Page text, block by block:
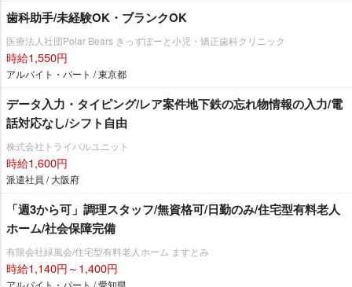
歯科助手/未経験OK・ブランクOK
医療法人社団Polar Bears きっずぽーと小児・矯正歯科クリニック
時給1,550円
アルバイト・パート / 東京都
データ入力・タイピング/レア案件地下鉄の忘れ物情報の入力/電
話対応なし/シフト自由
株式会社トライバルユニット
時給1,600円
派遣社員 / 大阪府
「週3から可」調理スタッフ/無資格可/日勤のみ/住宅型有料老人
ホーム/社会保障完備
有限会社緑風会/住宅型有料老人ホーム ますとみ
時給1,140円～1,400円
アルバイト・パート / 愛知県